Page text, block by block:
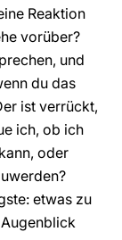
Reaktion
vorüber?
und
du das
ist verrückt,
ich, ob ich
oder
etwas zu